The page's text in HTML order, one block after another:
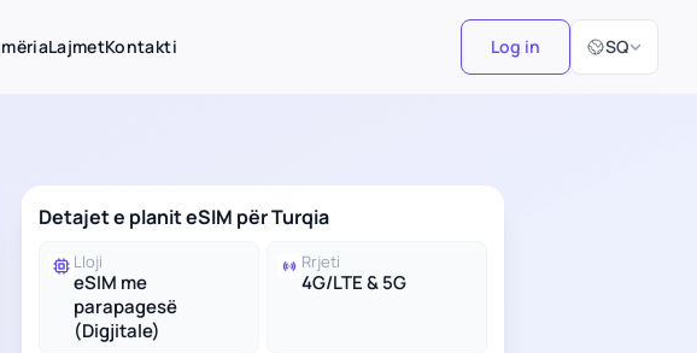
LajmetKontakti Log in SQ
Zgjidh Gjuhën
Detajet e planit eSIM për Turqia
Lloji
eSIM me
parapagesë
(Digjitale)
Rrjeti
4G/LTE & 5G